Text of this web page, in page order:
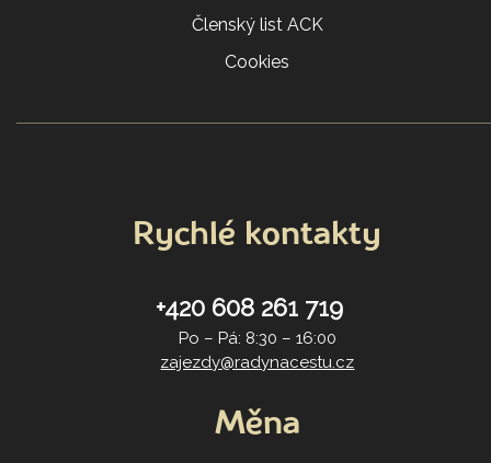
Členský list ACK
Cookies
Rychlé kontakty
+420 608 261 719
Po – Pá: 8:30 – 16:00
zajezdy@radynacestu.cz
Měna